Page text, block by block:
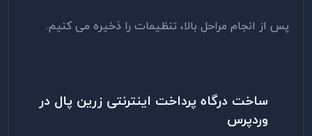
پس از انجام مراحل بالا، تنظیمات را ذخیره می کنیم.
ساخت درگاه پرداخت اینترنتی زرین پال در
وردپرس